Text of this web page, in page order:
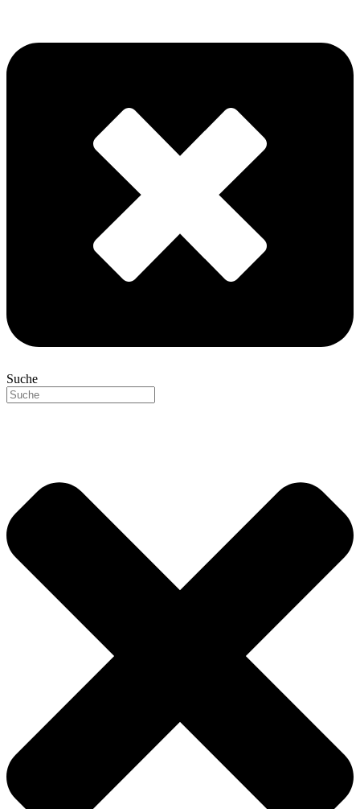
Suche